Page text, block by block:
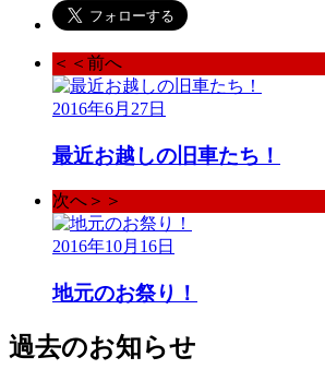
＜＜前へ
2016年6月27日
最近お越しの旧車たち！
次へ＞＞
2016年10月16日
地元のお祭り！
過去のお知らせ